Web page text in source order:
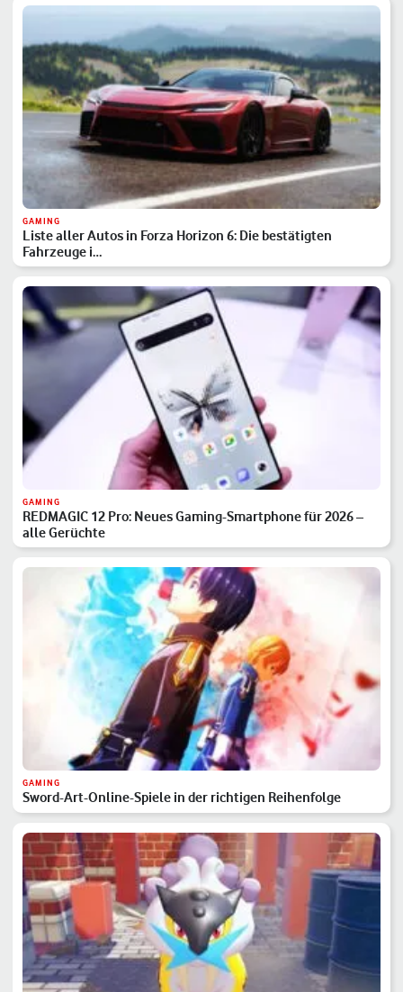
GAMING
Liste aller Autos in Forza Horizon 6: Die bestätigten
Fahrzeuge i…
GAMING
REDMAGIC 12 Pro: Neues Gaming-Smartphone für 2026 –
alle Gerüchte
GAMING
Sword-Art-Online-Spiele in der richtigen Reihenfolge